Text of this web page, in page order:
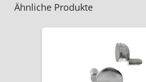
Ähnliche Produkte